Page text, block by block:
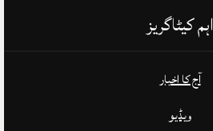
اہم کیٹاگریز
آج کا اخبار
ویڈیو